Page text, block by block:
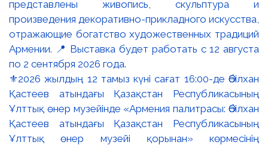
⚜️2026 жылдың 12 тамыз күні сағат 16:00-де Әбілхан
Қастеев атындағы Қазақстан Республикасының
Ұлттық өнер музейінде «Армения палитрасы: Әбілхан
Қастеев атындағы Қазақстан Республикасының
Ұлттық өнер музейі қорынан» көрмесінің